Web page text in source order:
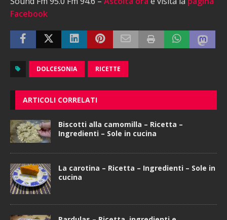
Facebook
DOLCESONIA RICETTE
ARTICOLI CORRELATI
Biscotti alla camomilla – Ricetta –
Ingredienti – Sole in cucina
La carotina – Ricetta – Ingredienti – Sole in
cucina